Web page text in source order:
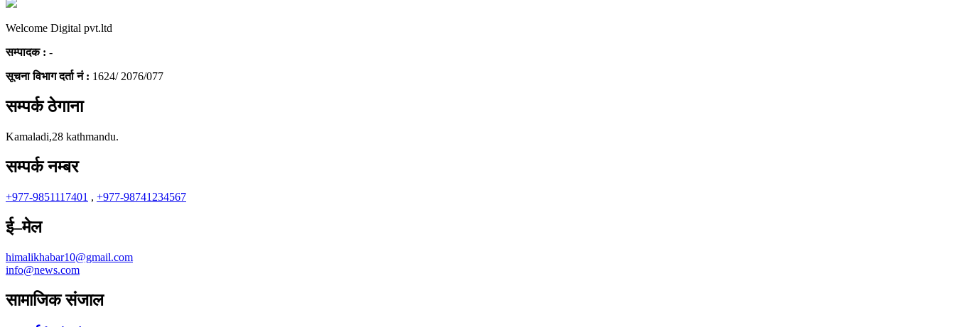
Welcome Digital pvt.ltd
सम्पादक : -
सूचना विभाग दर्ता नं : 1624/ 2076/077
सम्पर्क ठेगाना
Kamaladi,28 kathmandu.
सम्पर्क नम्बर
+977-9851117401 , +977-98741234567
ई–मेल
himalikhabar10@gmail.com
info@news.com
सामाजिक संजाल